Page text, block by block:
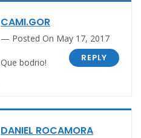
CAMI.GOR
Posted On May 17, 2017
REPLY
Que bodrio!
DANIEL ROCAMORA